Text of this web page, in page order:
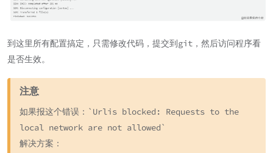
到这里所有配置搞定，只需修改代码，提交到git，然后访问程序看
是否生效。
注意
如果报这个错误： `Urlis blocked: Requests to the
local network are not allowed`
解决方案：